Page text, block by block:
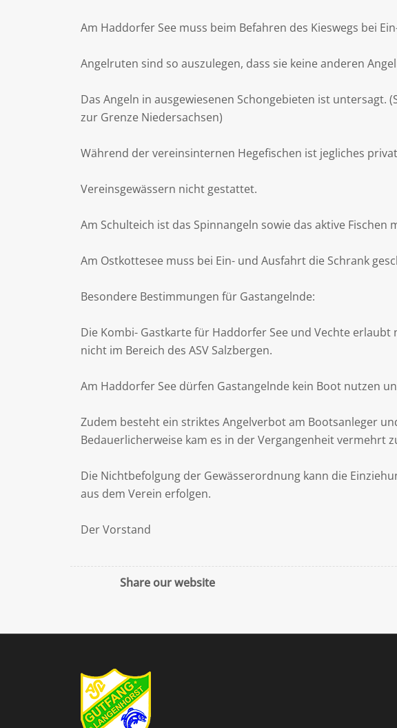
Am Haddorfer See muss beim Befahren des Kieswegs bei
Angelruten sind so auszulegen, dass sie keine anderen
Das Angeln in ausgewiesenen Schongebieten ist untersagt.
zur Grenze Niedersachsen)
Während der vereinsinternen Hegefischen ist jegliches
Vereinsgewässern nicht gestattet.
Am Schulteich ist das Spinnangeln sowie das aktive
Am Ostkottesee muss bei Ein- und Ausfahrt die Schrank
Besondere Bestimmungen für Gastangelnde:
Die Kombi- Gastkarte für Haddorfer See und Vechte
nicht im Bereich des ASV Salzbergen.
Am Haddorfer See dürfen Gastangelnde kein Boot nutzen
Zudem besteht ein striktes Angelverbot am Bootsanleger
Bedauerlicherweise kam es in der Vergangenheit vermehrt
Die Nichtbefolgung der Gewässerordnung kann die
aus dem Verein erfolgen.
Der Vorstand
Share our website